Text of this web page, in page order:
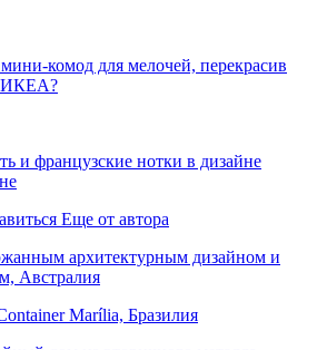
комод для мелочей, перекрасив
ИКЕА?
и французские нотки в дизайне
Еще от автора
архитектурным дизайном и
Австралия
Marília, Бразилия